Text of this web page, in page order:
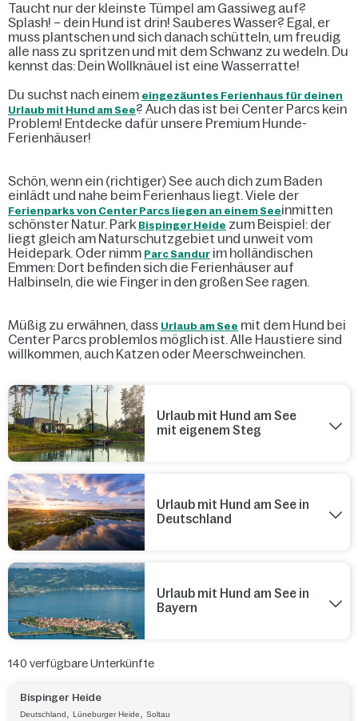
Taucht nur der kleinste Tümpel am Gassiweg auf?
Splash! – dein Hund ist drin! Sauberes Wasser? Egal, er
muss plantschen und sich danach schütteln, um freudig
alle nass zu spritzen und mit dem Schwanz zu wedeln. Du
kennst das: Dein Wollknäuel ist eine Wasserratte!
Du suchst nach einem eingezäuntes Ferienhaus für deinen
Urlaub mit Hund am See? Auch das ist bei Center Parcs kein
Problem! Entdecke dafür unsere Premium Hunde-
Ferienhäuser!
Schön, wenn ein (richtiger) See auch dich zum Baden
einlädt und nahe beim Ferienhaus liegt. Viele der
Ferienparks von Center Parcs liegen an einem Seeinmitten
schönster Natur. Park Bispinger Heide zum Beispiel: der
liegt gleich am Naturschutzgebiet und unweit vom
Heidepark. Oder nimm Parc Sandur im holländischen
Emmen: Dort befinden sich die Ferienhäuser auf
Halbinseln, die wie Finger in den großen See ragen.
Müßig zu erwähnen, dass Urlaub am See mit dem Hund bei
Center Parcs problemlos möglich ist. Alle Haustiere sind
willkommen, auch Katzen oder Meerschweinchen.
Urlaub mit Hund am See
mit eigenem Steg
Urlaub mit Hund am See in
Deutschland
Urlaub mit Hund am See in
Bayern
140 verfügbare Unterkünfte
Bispinger Heide
Deutschland, Lüneburger Heide, Soltau